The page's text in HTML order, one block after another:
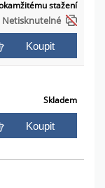
stažení
Netisknutelné
Koupit
Skladem
Koupit